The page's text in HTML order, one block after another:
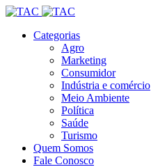
Categorias
Agro
Marketing
Consumidor
Indústria e comércio
Meio Ambiente
Política
Saúde
Turismo
Quem Somos
Fale Conosco